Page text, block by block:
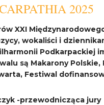
2025
XXI
wokaliści i
Podkarpackiej
są Makarony
Festiwal
-przewodnicząca jury